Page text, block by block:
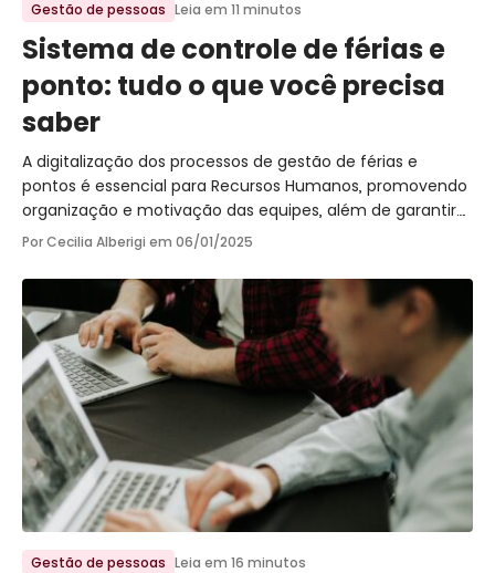
Gestão de pessoas Leia em 11 minutos
Sistema de controle de férias e
ponto: tudo o que você precisa
saber
A digitalização dos processos de gestão de férias e
pontos é essencial para Recursos Humanos, promovendo
organização e motivação das equipes, além de garantir
conformidade com a legislação e transparência.
Por Cecilia Alberigi em 06/01/2025
Ir para o post
Gestão de pessoas Leia em 16 minutos